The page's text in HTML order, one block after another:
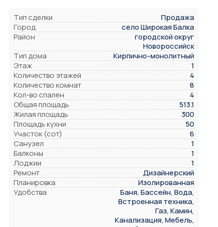
Тип сделки
Продажа
Город
село Широкая Балка
Район
городской округ
Новороссийск
Тип дома
Кирпично-монолитный
Этаж
1
Количество этажей
4
Количество комнат
8
Кол-во спален
4
Общая площадь
513.1
Жилая площадь
300
Площадь кухни
50
Участок (сот)
6
Санузел
1
Балконы
1
Лоджии
1
Ремонт
Дизайнерский
Планировка
Изолированная
Удобства
Баня, Бассейн, Вода,
Встроенная техника,
Газ, Камин,
Канализация, Мебель,